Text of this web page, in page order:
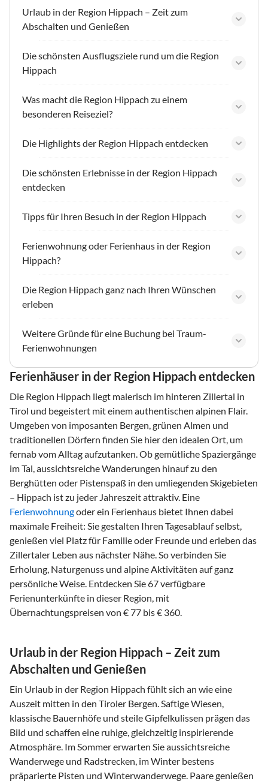
Urlaub in der Region Hippach – Zeit zum
Abschalten und Genießen
Die schönsten Ausflugsziele rund um die Region
Hippach
Was macht die Region Hippach zu einem
besonderen Reiseziel?
Die Highlights der Region Hippach entdecken
Die schönsten Erlebnisse in der Region Hippach
entdecken
Tipps für Ihren Besuch in der Region Hippach
Ferienwohnung oder Ferienhaus in der Region
Hippach?
Die Region Hippach ganz nach Ihren Wünschen
erleben
Weitere Gründe für eine Buchung bei Traum-
Ferienwohnungen
Ferienhäuser in der Region Hippach entdecken
Die Region Hippach liegt malerisch im hinteren Zillertal in
Tirol und begeistert mit einem authentischen alpinen Flair.
Umgeben von imposanten Bergen, grünen Almen und
traditionellen Dörfern finden Sie hier den idealen Ort, um
fernab vom Alltag aufzutanken. Ob gemütliche Spaziergänge
im Tal, aussichtsreiche Wanderungen hinauf zu den
Berghütten oder Pistenspaß in den umliegenden Skigebieten
– Hippach ist zu jeder Jahreszeit attraktiv. Eine
Ferienwohnungoder ein Ferienhaus bietet Ihnen dabei
maximale Freiheit: Sie gestalten Ihren Tagesablauf selbst,
genießen viel Platz für Familie oder Freunde und erleben das
Zillertaler Leben aus nächster Nähe. So verbinden Sie
Erholung, Naturgenuss und alpine Aktivitäten auf ganz
persönliche Weise. Entdecken Sie 67 verfügbare
Ferienunterkünfte in dieser Region, mit
Übernachtungspreisen von € 77 bis € 360.
Urlaub in der Region Hippach – Zeit zum
Abschalten und Genießen
Ein Urlaub in der Region Hippach fühlt sich an wie eine
Auszeit mitten in den Tiroler Bergen. Saftige Wiesen,
klassische Bauernhöfe und steile Gipfelkulissen prägen das
Bild und schaffen eine ruhige, gleichzeitig inspirierende
Atmosphäre. Im Sommer erwarten Sie aussichtsreiche
Wanderwege und Radstrecken, im Winter bestens
präparierte Pisten und Winterwanderwege. Paare genießen